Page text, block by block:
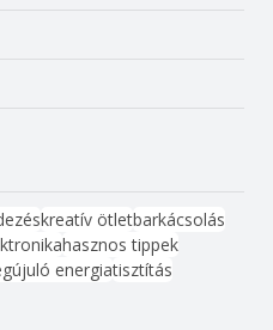
kreatív ötletbarkácsolás
hasznos tippek
energiatisztítás